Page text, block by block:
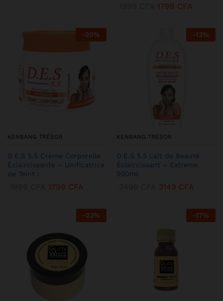
1799 CFA
-20%
KENBANG TRÉSOR
D.E.S 5.5 Crème Corporelle
Éclaircissante – Unificatrice
de Teint :
1799 CFA
-13%
KENBANG TRÉSOR
D.E.S 5.5 Lait de Beauté
Éclaircissant – Extreme
500ml:
3149 CFA
-23% -17%